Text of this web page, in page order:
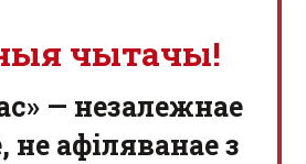
чытачы!
— незалежнае
афіляванае з